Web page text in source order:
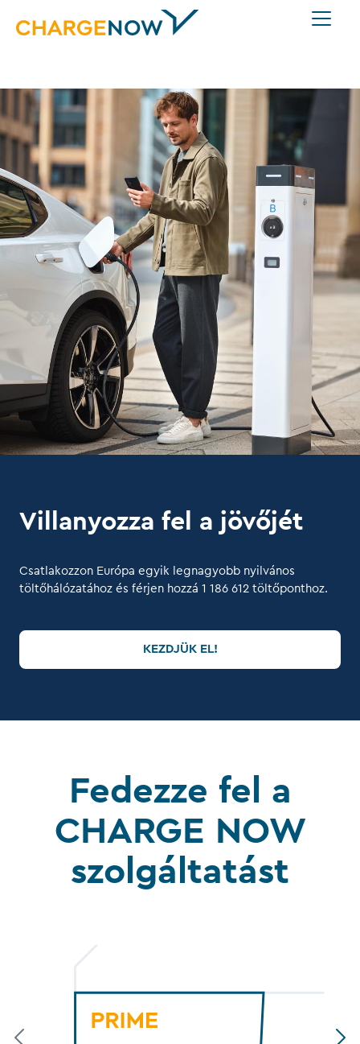
Villanyozza fel a jövőjét
Csatlakozzon Európa egyik legnagyobb nyilvános
töltőhálózatához és férjen hozzá 1 186 612 töltőponthoz.
KEZDJÜK EL!
Fedezze fel a
CHARGE NOW
szolgáltatást